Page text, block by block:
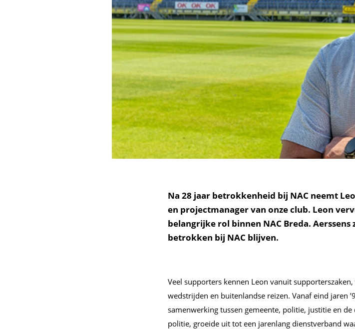
Na 28 jaar betrokkenheid bij NAC neemt
en projectmanager van onze club. Leon
belangrijke rol binnen NAC Breda. Aerssens
betrokken bij NAC blijven.
Veel supporters kennen Leon vanuit
wedstrijden en buitenlandse reizen. Vanaf eind jaren
samenwerking tussen gemeente, politie, justitie en
politie, groeide uit tot een jarenlang dienstverband